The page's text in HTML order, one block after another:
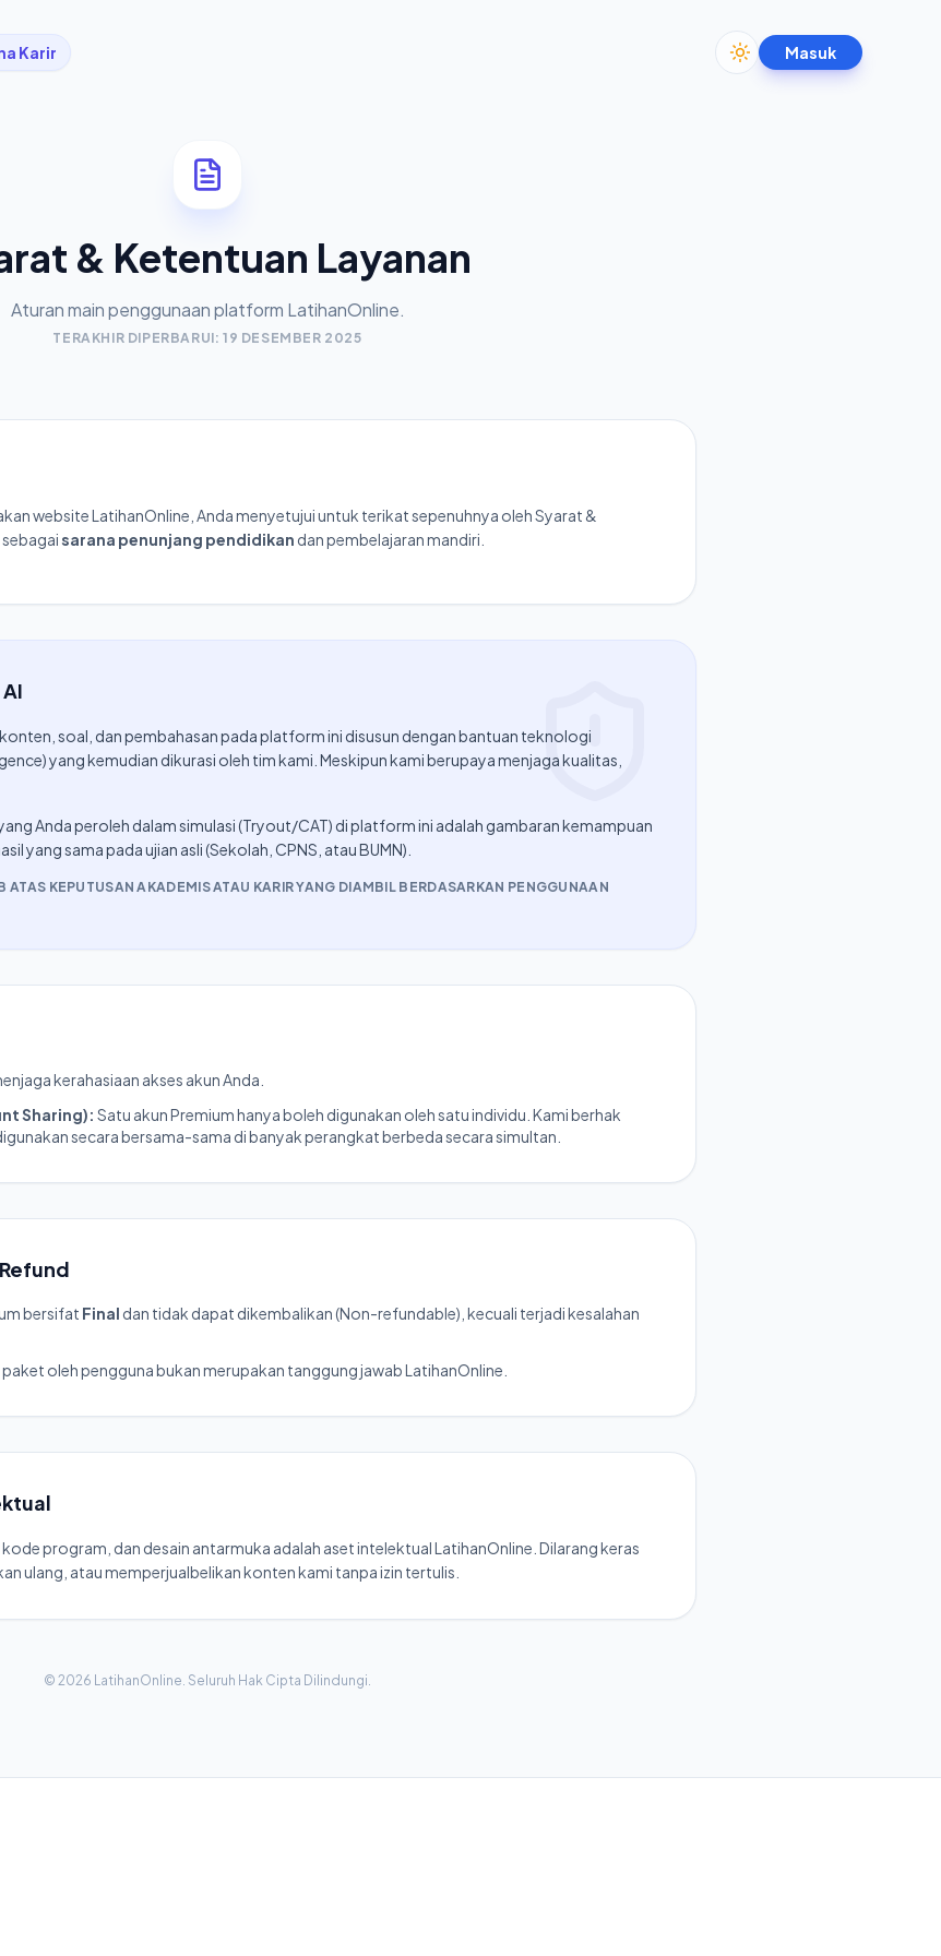
Karir Toggle theme
Masuk
& Ketentuan Layanan
Aturan main penggunaan platform LatihanOnline.
TERAKHIR DIPERBARUI: 19 DESEMBER 2025
website LatihanOnline, Anda menyetujui untuk terikat sepenuhnya oleh Syarat &
sarana penunjang pendidikan dan pembelajaran mandiri.
soal, dan pembahasan pada platform ini disusun dengan bantuan teknologi
yang kemudian dikurasi oleh tim kami. Meskipun kami berupaya menjaga kualitas,
Anda peroleh dalam simulasi (Tryout/CAT) di platform ini adalah gambaran kemampuan
yang sama pada ujian asli (Sekolah, CPNS, atau BUMN).
KEPUTUSAN AKADEMIS ATAU KARIR YANG DIAMBIL BERDASARKAN PENGGUNAAN
kerahasiaan akses akun Anda.
Sharing): Satu akun Premium hanya boleh digunakan oleh satu individu. Kami berhak
secara bersama-sama di banyak perangkat berbeda secara simultan.
bersifat Final dan tidak dapat dikembalikan (Non-refundable), kecuali terjadi kesalahan
oleh pengguna bukan merupakan tanggung jawab LatihanOnline.
program, dan desain antarmuka adalah aset intelektual LatihanOnline. Dilarang keras
ulang, atau memperjualbelikan konten kami tanpa izin tertulis.
© 2026 LatihanOnline. Seluruh Hak Cipta Dilindungi.